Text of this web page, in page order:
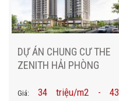
DỰ ÁN CHUNG CƯ THE
ZENITH HẢI PHÒNG
Giá: 34 triệu/m2 - 43